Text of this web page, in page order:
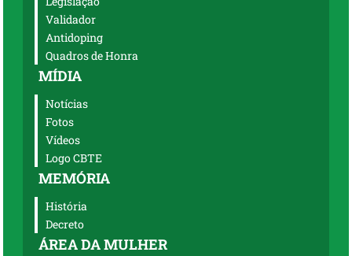
Validador
Antidoping
Quadros de Honra
MÍDIA
Notícias
Fotos
Vídeos
Logo CBTE
MEMÓRIA
História
Decreto
ÁREA DA MULHER